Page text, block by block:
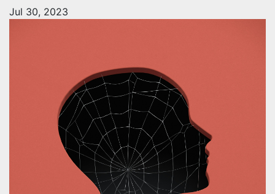
Jul 30, 2023